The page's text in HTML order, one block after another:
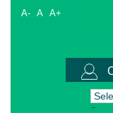
A- A A+